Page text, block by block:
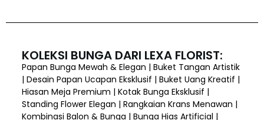
KOLEKSI BUNGA DARI LEXA FLORIST:
Papan Bunga Mewah & Elegan | Buket Tangan Artistik
| Desain Papan Ucapan Eksklusif | Buket Uang Kreatif |
Hiasan Meja Premium | Kotak Bunga Eksklusif |
Standing Flower Elegan | Rangkaian Krans Menawan |
Kombinasi Balon & Bunga | Bunga Hias Artificial |